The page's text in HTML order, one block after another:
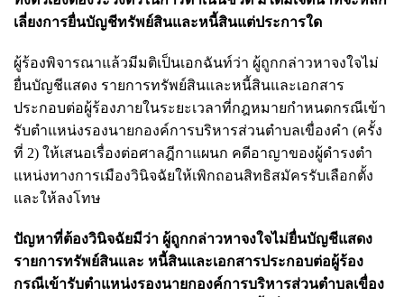
เลี่ยงการยื่นบัญชีทรัพย์สินและหนี้สินแต่ประการใด
ผู้ร้องพิจารณาแล้วมีมติเป็นเอกฉันท์ว่า ผู้ถูกกล่าวหาจงใจไม่
ยื่นบัญชีแสดง รายการทรัพย์สินและหนี้สินและเอกสาร
ประกอบต่อผู้ร้องภายในระยะเวลาที่กฎหมายกําหนดกรณีเข้า
รับตําแหน่งรองนายกองค์การบริหารส่วนตําบลเขื่องคํา (ครั้ง
ที่ 2) ให้เสนอเรื่องต่อศาลฎีกาแผนก คดีอาญาของผู้ดํารงตํา
แหน่งทางการเมืองวินิจฉัยให้เพิกถอนสิทธิสมัครรับเลือกตั้ง
และให้ลงโทษ
ปัญหาที่ต้องวินิจฉัยมีว่า ผู้ถูกกล่าวหาจงใจไม่ยื่นบัญชีแสดง
รายการทรัพย์สินและ หนี้สินและเอกสารประกอบต่อผู้ร้อง
กรณีเข้ารับตําแหน่งรองนายกองค์การบริหารส่วนตําบลเขื่อง